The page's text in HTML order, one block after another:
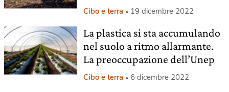
Cibo e terra 19 dicembre 2022
La plastica si sta accumulando
nel suolo a ritmo allarmante.
La preoccupazione dell’Unep
Cibo e terra 6 dicembre 2022